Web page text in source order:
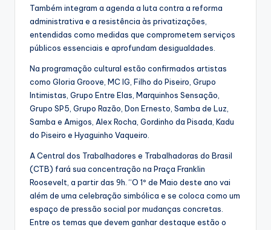
Também integram a agenda a luta contra a reforma
administrativa e a resistência às privatizações,
entendidas como medidas que comprometem serviços
públicos essenciais e aprofundam desigualdades.
Na programação cultural estão confirmados artistas
como Gloria Groove, MC IG, Filho do Piseiro, Grupo
Intimistas, Grupo Entre Elas, Marquinhos Sensação,
Grupo SP5, Grupo Razão, Don Ernesto, Samba de Luz,
Samba e Amigos, Alex Rocha, Gordinho da Pisada, Kadu
do Piseiro e Hyaguinho Vaqueiro.
A Central dos Trabalhadores e Trabalhadoras do Brasil
(CTB) fará sua concentração na Praça Franklin
Roosevelt, a partir das 9h. “O 1º de Maio deste ano vai
além de uma celebração simbólica e se coloca como um
espaço de pressão social por mudanças concretas.
Entre os temas que devem ganhar destaque estão o